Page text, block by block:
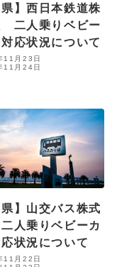
県】西日本鉄道株
二人乗りベビー
応状況について
11月23日
11月24日
県】山交バス株式
人乗りベビーカ
状況について
11月22日